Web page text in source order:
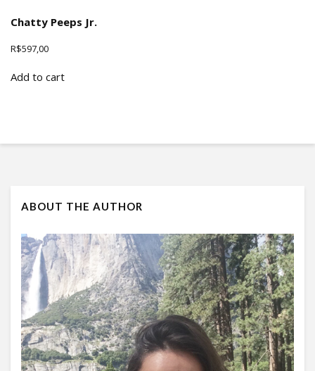
Chatty Peeps Jr.
R$597,00
Add to cart
ABOUT THE AUTHOR